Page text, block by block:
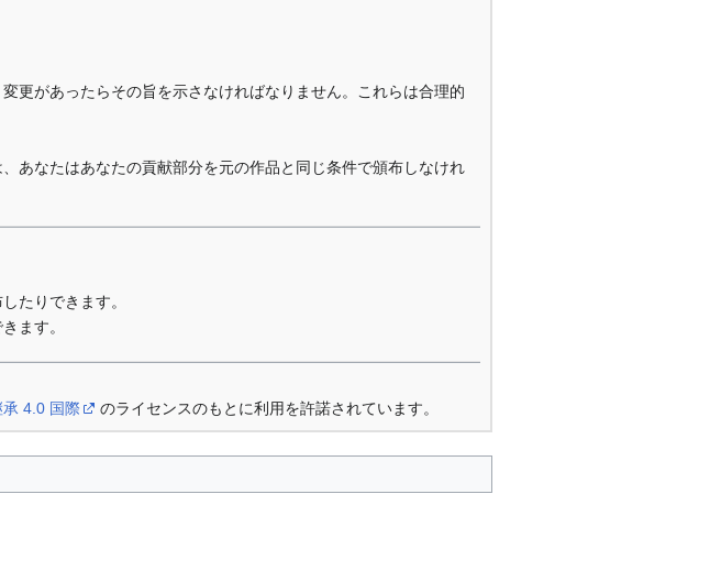
更があったらその旨を示さなければなりません。これらは合理的
あなたはあなたの貢献部分を元の作品と同じ条件で頒布しなけれ
たりできます。
ます。
4.0 国際 のライセンスのもとに利用を許諾されています。